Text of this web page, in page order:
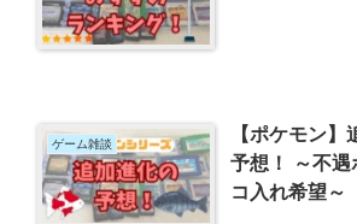
ゲーム雑談
【ポケモン
予想！ ～不
コ入れ希望～